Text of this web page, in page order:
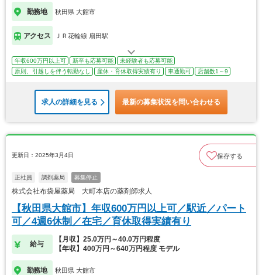
勤務地 秋田県 大館市
アクセス ＪＲ花輪線 扇田駅
年収600万円以上可 新卒も応募可能
未経験者も応募可能
原則、引越しを伴う転勤なし
産休・育休取得実績有り 車通勤可 店舗数1～9
求人の詳細を見る 最新の募集状況を問い合わせる
更新日：2025年3月4日 保存する
正社員 調剤薬局 募集停止
株式会社布袋屋薬局 大町本店の薬剤師求人
【秋田県大館市】年収600万円以上可／駅近／パート
可／4週6休制／在宅／育休取得実績有り
給与
【月収】25.0万円～40.0万円程度
【年収】400万円～640万円程度 モデル
勤務地 秋田県 大館市